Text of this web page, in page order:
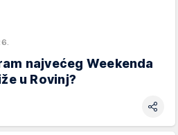
najvećeg Weekenda
u Rovinj?